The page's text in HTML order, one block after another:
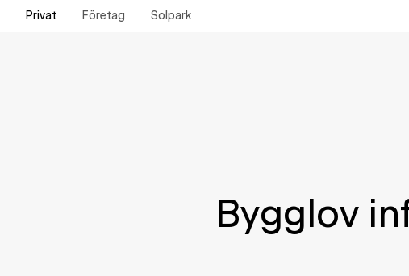
Privat Företag Solpark
Bygglov